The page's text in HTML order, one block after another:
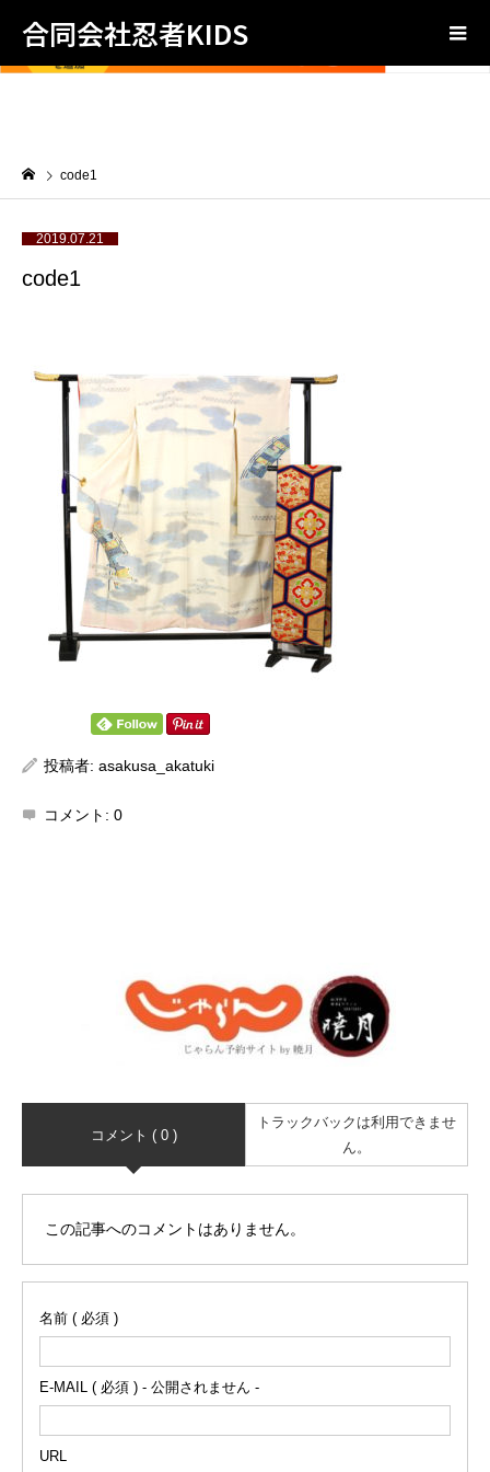
合同会社忍者KIDS
code1
2019.07.21
code1
投稿者: asakusa_akatuki
コメント: 0
コメント ( 0 )
トラックバックは利用できませ
ん。
この記事へのコメントはありません。
名前 ( 必須 )
E-MAIL ( 必須 ) - 公開されません -
URL